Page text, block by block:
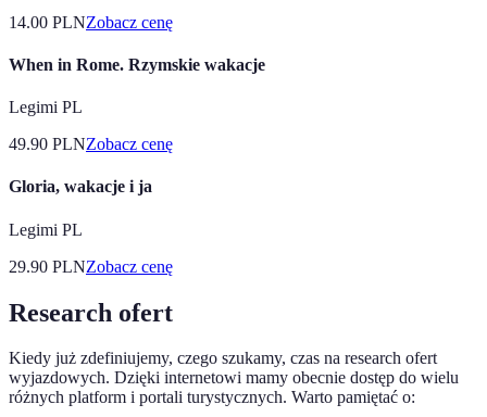
14.00 PLNZobacz cenę
When in Rome. Rzymskie wakacje
Legimi PL
49.90 PLNZobacz cenę
Gloria, wakacje i ja
Legimi PL
29.90 PLNZobacz cenę
Research ofert
Kiedy już zdefiniujemy, czego szukamy, czas na research ofert
wyjazdowych. Dzięki internetowi mamy obecnie dostęp do wielu
różnych platform i portali turystycznych. Warto pamiętać o: